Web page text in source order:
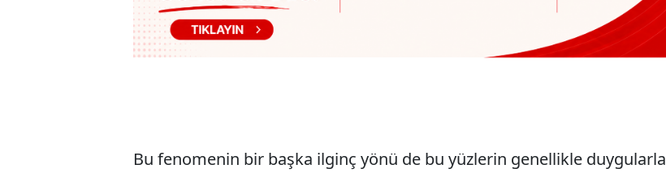
Bu fenomenin bir başka ilginç yönü de bu yüzlerin genellikle duygularla